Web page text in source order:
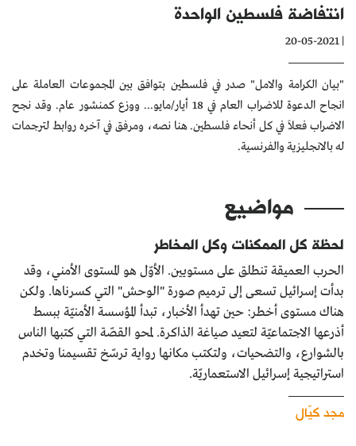
انتفاضة فلسطين الواحدة
| 20-05-2021
"بيان الكرامة والامل" صدر في فلسطين بتوافق بين المجموعات العاملة على
انجاح الدعوة للاضراب العام في 18 أيار/مايو... ووزع كمنشور عام. وقد نجح
الاضراب فعلاَ في كل أنحاء فلسطين. هنا نصه، ومرفق في آخره روابط لترجمات
له بالانجليزية والفرنسية.
مواضيع
لحظة كل الممكنات وكل المخاطر
الحرب العميقة تنطلق على مستويين. الأوّل هو المستوى الأمني، وقد
بدأت إسرائيل تسعى إلى ترميم صورة "الوحش" التي كسرناها. ولكن
هناك مستوى أخطر: حين تهدأ الأخبار، تبدأ المؤسسة الأمنيّة ببسط
أذرعها الاجتماعيّة لتعيد صياغة الذاكرة. لمحو القصّة التي كتبها الناس
بالشوارع، والتضحيات، ولتكتب مكانها رواية ترسّخ تقسيمنا وتخدم
استراتيجية إسرائيل الاستعماريّة.
مجد كيّال